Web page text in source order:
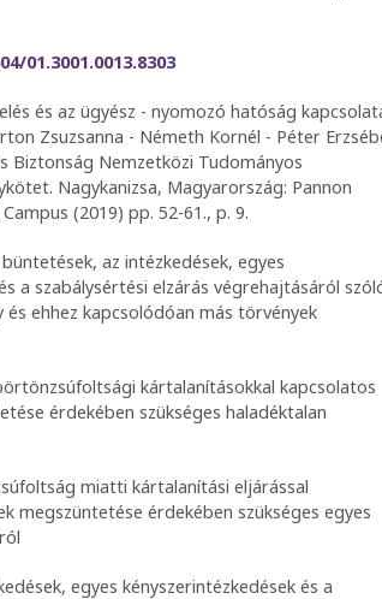
01.3001.0013.8303
és az ügyész - nyomozó hatóság
Zsuzsanna - Németh Kornél - Péter
Biztonság Nemzetközi Tudományos
Nagykanizsa, Magyarország: Pannon
(2019) pp. 52-61., p. 9.
az intézkedések, egyes
a szabálysértési elzárás végrehajtásáról
és ehhez kapcsolódóan más törvények
kártalanításokkal kapcsolatos
érdekében szükséges haladéktalan
miatti kártalanítási eljárással
megszüntetése érdekében szükséges egyes
egyes kényszerintézkedések és a